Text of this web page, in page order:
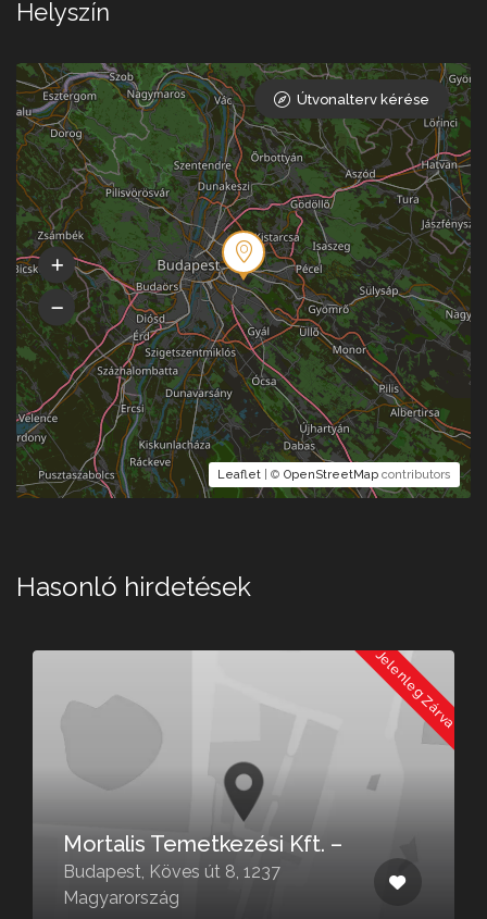
Helyszín
Leaflet | © OpenStreetMap contributors
Útvonalterv kérése
Hasonló hirdetések
Jelenleg Zárva
Mortalis Temetkezési Kft. –
Budapest, Köves út 8, 1237
Magyarország